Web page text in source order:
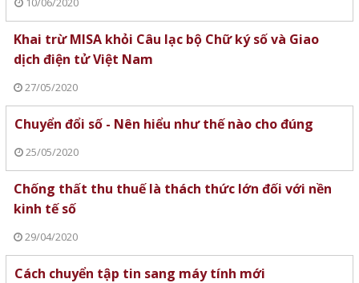
Khai trừ MISA khỏi Câu lạc bộ Chữ ký số và Giao
dịch điện tử Việt Nam
27/05/2020
Chuyển đổi số - Nên hiểu như thế nào cho đúng
25/05/2020
Chống thất thu thuế là thách thức lớn đối với nền
kinh tế số
29/04/2020
Cách chuyển tập tin sang máy tính mới